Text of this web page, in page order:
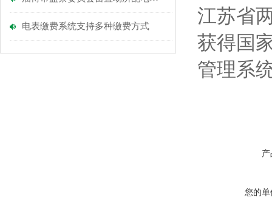
电表缴费系统支持多种缴费方式
江苏省
获得国
管理系
您的单